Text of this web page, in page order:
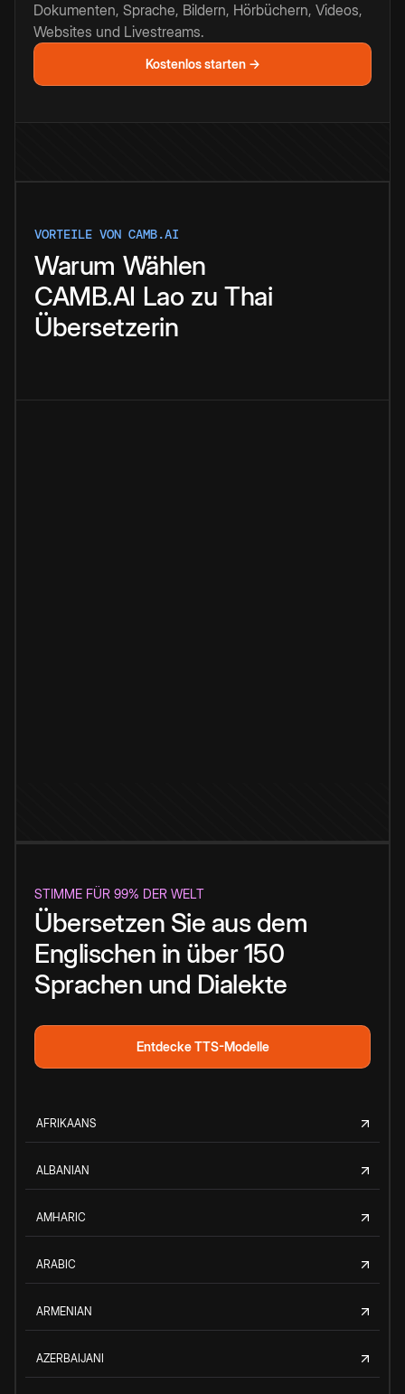
Dokumenten, Sprache, Bildern, Hörbüchern, Videos,
Websites und Livestreams.
Kostenlos starten →
VORTEILE VON CAMB.AI
Warum Wählen
CAMB.AI Lao zu Thai
Übersetzerin
STIMME FÜR 99% DER WELT
Übersetzen Sie aus dem
Englischen in über 150
Sprachen und Dialekte
Entdecke TTS-Modelle
AFRIKAANS
ALBANIAN
AMHARIC
ARABIC
ARMENIAN
AZERBAIJANI